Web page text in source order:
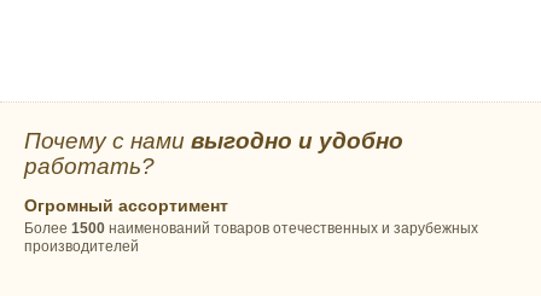
Почему с нами выгодно и удобно
работать?
Огромный ассортимент
Более 1500 наименований товаров отечественных и зарубежных
производителей